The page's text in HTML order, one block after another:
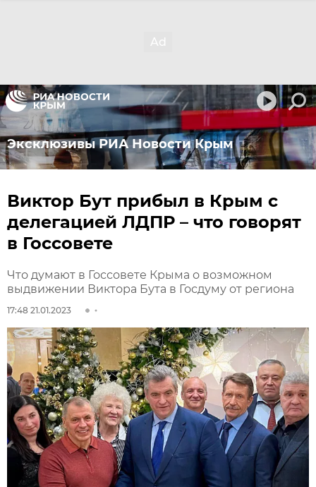
Эксклюзивы РИА Новости Крым
Виктор Бут прибыл в Крым с
делегацией ЛДПР – что говорят
в Госсовете
Что думают в Госсовете Крыма о возможном
выдвижении Виктора Бута в Госдуму от региона
17:48 21.01.2023